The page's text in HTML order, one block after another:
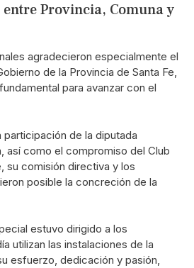
Provincia, Comuna y
agradecieron especialmente el
de la Provincia de Santa Fe,
para avanzar con el
participación de la diputada
, así como el compromiso del Club
su comisión directiva y los
posible la concreción de la
estuvo dirigido a los
utilizan las instalaciones de la
esfuerzo, dedicación y pasión,